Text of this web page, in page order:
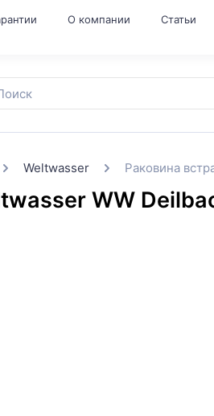
О компании Статьи
Weltwasser Раковина
WW